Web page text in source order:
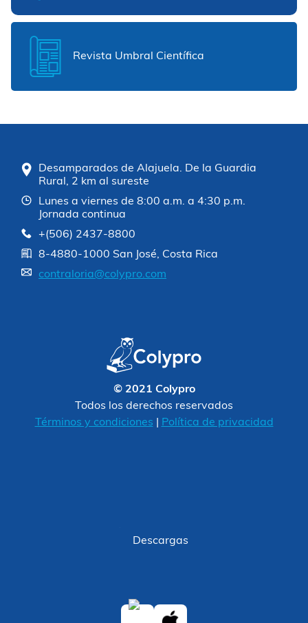
Revista Umbral Científica
Desamparados de Alajuela. De la Guardia
Rural, 2 km al sureste
Lunes a viernes de 8:00 a.m. a 4:30 p.m.
Jornada continua
+(506) 2437-8800
8-4880-1000 San José, Costa Rica
contraloria@colypro.com
© 2021 Colypro
Todos los derechos reservados
Términos y condiciones
Política de privacidad
Descargas